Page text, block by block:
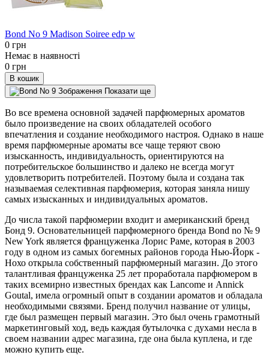
Bond No 9 Madison Soiree edp w
0 грн
Немає в наявності
0 грн
В кошик
Показати ще
Во все времена основной задачей парфюмерных ароматов
было произведение на своих обладателей особого
впечатления и создание необходимого настроя. Однако в наше
время парфюмерные ароматы все чаще теряют свою
изысканность, индивидуальность, ориентируются на
потребительское большинство и далеко не всегда могут
удовлетворить потребителей. Поэтому была и создана так
называемая селективная парфюмерия, которая заняла нишу
самых изысканных и индивидуальных ароматов.
До числа такой парфюмерии входит и американский бренд
Бонд 9. Основательницей парфюмерного бренда Bond no № 9
New York является француженка Лорис Раме, которая в 2003
году в одном из самых богемных районов города Нью-Йорк -
Нохо открыла собственный парфюмерный магазин. До этого
талантливая француженка 25 лет проработала парфюмером в
таких всемирно известных брендах как Lancome и Annick
Goutal, имела огромный опыт в создании ароматов и обладала
необходимыми связями. Бренд получил название от улицы,
где был размещен первый магазин. Это был очень грамотный
маркетинговый ход, ведь каждая бутылочка с духами несла в
своем названии адрес магазина, где она была куплена, и где
можно купить еще.